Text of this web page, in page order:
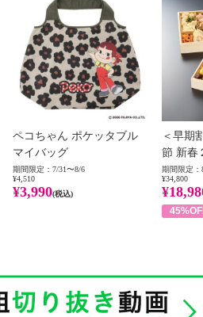
ペコちゃん ポケッタブル
マイバッグ
期間限定：7/31〜8/6
¥4,510
¥3,990(税込)
＜早期
節 新春
期間限定：
¥34,800